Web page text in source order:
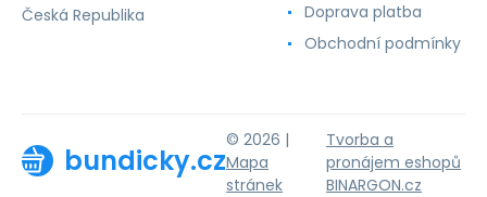
Česká Republika
Doprava platba
Obchodní podmínky
bundicky.cz
© 2026 |
Mapa
stránek
Tvorba a
pronájem eshopů
BINARGON.cz